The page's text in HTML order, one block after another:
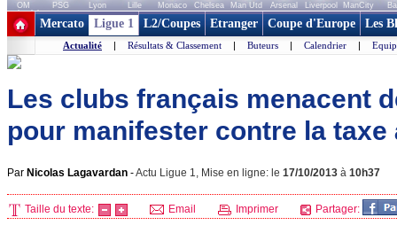
OM PSG Lyon Lille Monaco Chelsea Man Utd Arsenal Liverpool ManCity
+ de clubs
Mercato Ligue 1 L2/Coupes Etranger Coupe d'Europe Les
Actualité | Résultats & Classement | Buteurs | Calendrier |
Les clubs français menacent
pour manifester contre la taxe
Par Nicolas Lagavardan -Actu Ligue 1, Mise en ligne: le 17/10/2013 à 10h37
Taille du texte: Email Imprimer Partager: